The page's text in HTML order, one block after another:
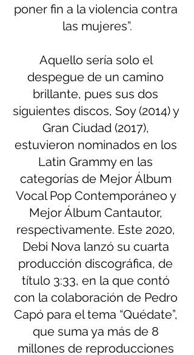
poner fin a la violencia contra
las mujeres”.
Aquello sería solo el
despegue de un camino
brillante, pues sus dos
siguientes discos, Soy (2014) y
Gran Ciudad (2017),
estuvieron nominados en los
Latin Grammy en las
categorías de Mejor Álbum
Vocal Pop Contemporáneo y
Mejor Álbum Cantautor,
respectivamente. Este 2020,
Debi Nova lanzó su cuarta
producción discográfica, de
título 3:33, en la que contó
con la colaboración de Pedro
Capó para el tema “Quédate”,
que suma ya más de 8
millones de reproducciones